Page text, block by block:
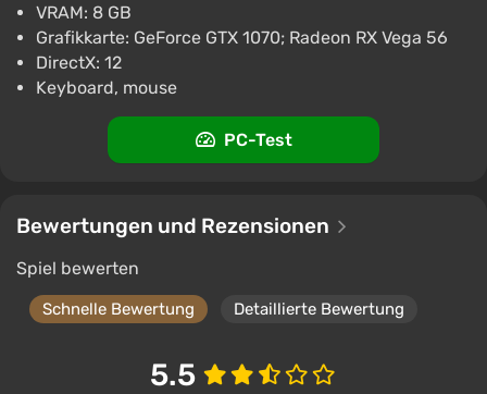
ggsel 4.2
457 Bewertungen
Unterstützung bei VGTimes
VRAM: 8 GB
Grafikkarte: GeForce GTX 1070; Radeon RX Vega 56
DirectX: 12
Keyboard, mouse
PC-Test
Bewertungen und Rezensionen
Spiel bewerten
Schnelle Bewertung Detaillierte Bewertung
5.5